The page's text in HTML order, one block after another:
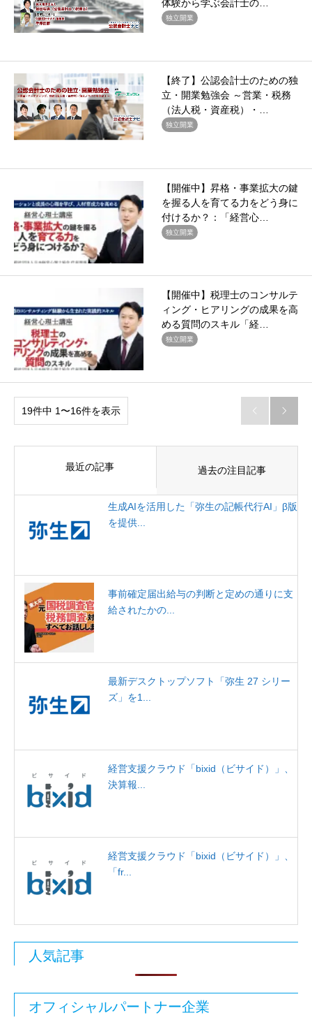
体験から学ぶ会計士の…
独立開業
【終了】公認会計士のための独
立・開業勉強会 ～営業・税務
（法人税・資産税）・…
独立開業
【開催中】昇格・事業拡大の鍵
を握る人を育てる力をどう身に
付けるか？：「経営心…
独立開業
【開催中】税理士のコンサルテ
ィング・ヒアリングの成果を高
める質問のスキル「経…
独立開業
19件中 1〜16件を表示  
最近の記事 過去の注目記事
生成AIを活用した「弥生の記帳代行AI」β版
を提供...
事前確定届出給与の判断と定めの通りに支
給されたかの...
最新デスクトップソフト「弥生 27 シリー
ズ」を1...
経営支援クラウド「bixid（ビサイド）」、
決算報...
経営支援クラウド「bixid（ビサイド）」、
「fr...
人気記事
オフィシャルパートナー企業